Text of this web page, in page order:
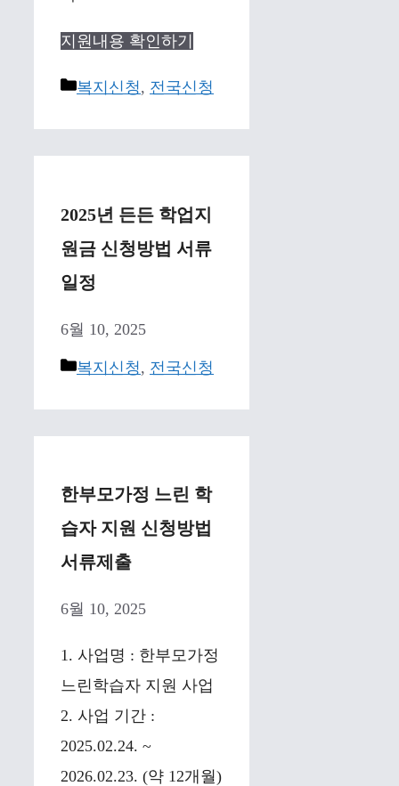
지원내용 확인하기
Categories
복지신청, 전국신청
2025년 든든 학업지
원금 신청방법 서류
일정
6월 10, 2025
Categories
복지신청, 전국신청
한부모가정 느린 학
습자 지원 신청방법
서류제출
6월 10, 2025
1. 사업명 : 한부모가정
느린학습자 지원 사업
2. 사업 기간 :
2025.02.24. ~
2026.02.23. (약 12개월)